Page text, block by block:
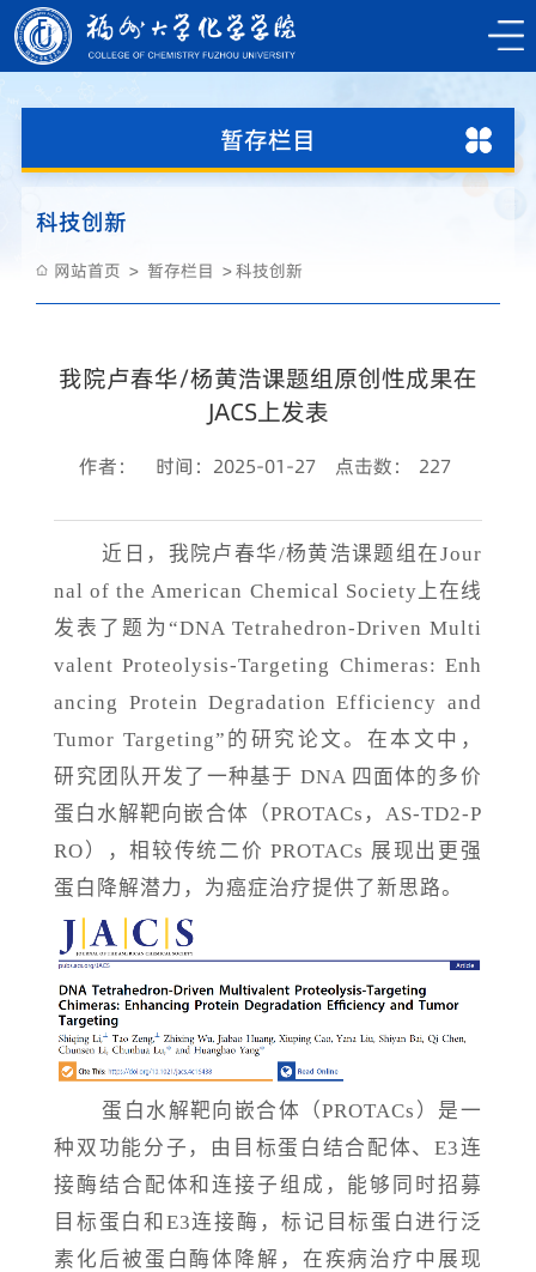
暂存栏目
科技创新
网站首页 暂存栏目 科技创新
我院卢春华/杨黄浩课题组原创性成果在
JACS上发表
作者： 时间：2025-01-27 点击数： 227
近日，我院卢春华/杨黄浩课题组在Jour
nal of the American Chemical Society上在线
发表了题为“DNA Tetrahedron-Driven Multi
valent Proteolysis-Targeting Chimeras: Enh
ancing Protein Degradation Efficiency and
Tumor Targeting”的研究论文。在本文中，
研究团队开发了一种基于 DNA 四面体的多价
蛋白水解靶向嵌合体（PROTACs，AS-TD2-P
RO），相较传统二价 PROTACs 展现出更强
蛋白降解潜力，为癌症治疗提供了新思路。
蛋白水解靶向嵌合体（PROTACs）是一
种双功能分子，由目标蛋白结合配体、E3连
接酶结合配体和连接子组成，能够同时招募
目标蛋白和E3连接酶，标记目标蛋白进行泛
素化后被蛋白酶体降解，在疾病治疗中展现